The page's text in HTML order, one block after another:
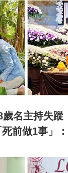
歲名主持失蹤
前做1事」